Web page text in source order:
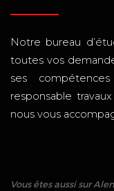
Notre bureau
toutes vos
ses
responsable
nous vous
Vous êtes aussi sur